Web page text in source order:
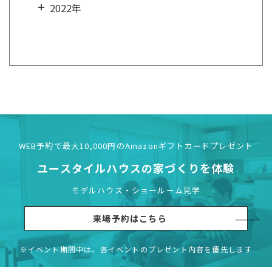
2022年
WEB予約で最大10,000円のAmazonギフトカードプレゼント
ユースタイルハウスの家づくりを体験
モデルハウス・ショールーム見学
来場予約はこちら
※イベント期間中は、各イベントのプレゼント内容を優先します